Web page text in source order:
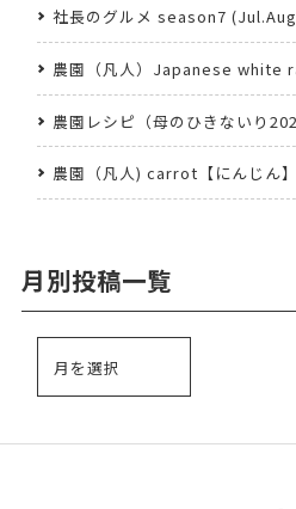
社長のグルメ season7
農園（凡人）Japanese white
農園レシピ（母のひきないり
農園（凡人) carrot【にんじん
月別投稿一覧